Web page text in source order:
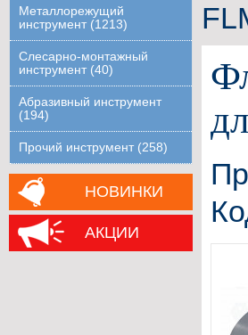
Металлорежущий
инструмент (1213)
Слесарно-монтажный
инструмент (40)
Абразивный инструмент
(194)
Прочий инструмент (258)
НОВИНКИ
АКЦИИ